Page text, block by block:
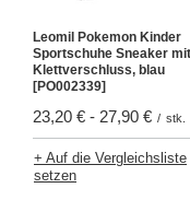
Leomil Pokemon Kinder
Sportschuhe Sneaker mit
Klettverschluss, blau
[PO002339]
23,20 € - 27,90 € / stk.
+ Auf die Vergleichsliste
setzen